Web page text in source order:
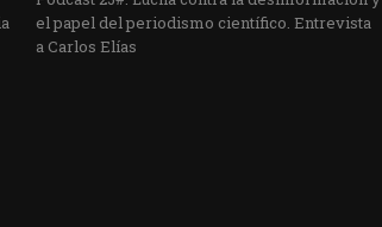
el papel del periodismo científico. Entrevista
a Carlos Elías